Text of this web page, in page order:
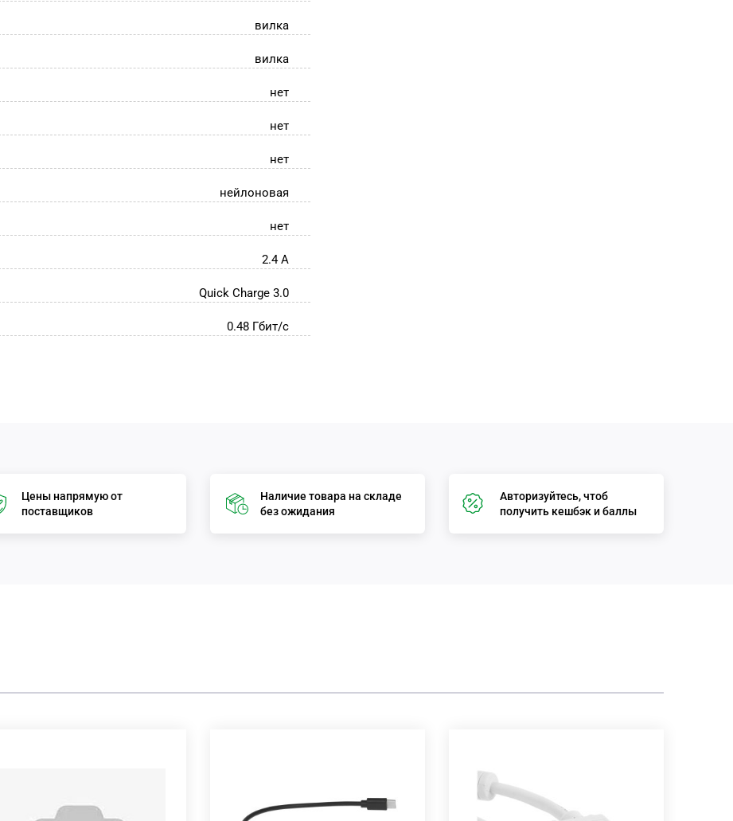
вилка
вилка
нет
нет
нет
нейлоновая
нет
2.4 А
Quick Charge 3.0
0.48 Гбит/с
Цены напрямую от
поставщиков
Наличие товара на складе
без ожидания
Авторизуйтесь, чтоб
получить кешбэк и баллы